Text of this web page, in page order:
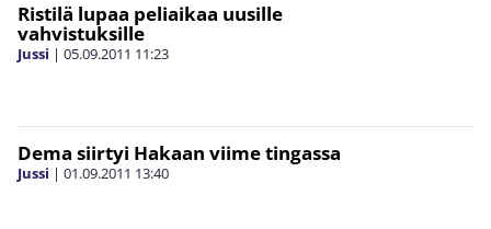
Ristilä lupaa peliaikaa uusille
vahvistuksille
Jussi | 05.09.2011 11:23
Dema siirtyi Hakaan viime tingassa
Jussi | 01.09.2011 13:40